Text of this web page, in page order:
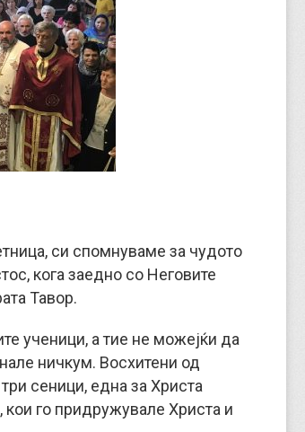
си спомнуваме за чудото
кога заедно со Неговите
Тавор.
ученици, а тие не можејќи да
ничкум. Восхитени од
сеници, една за Христа
кои го придружувале Христа и